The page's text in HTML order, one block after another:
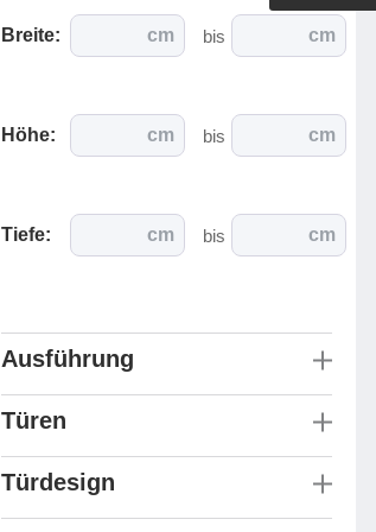
Outdoorküche der Produktlinie
Ultima
Breite: cm bis cm
Höhe: cm bis cm
Tiefe: cm bis cm
Ausführung
Türen
Türdesign